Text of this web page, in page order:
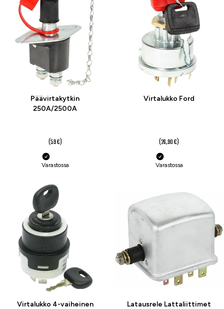
Päävirtakytkin
250A/2500A
(59 €)
Varastossa
Virtalukko Ford
(26,90 €)
Varastossa
Virtalukko 4-vaiheinen
-25 %
Latausrele Lattaliittimet